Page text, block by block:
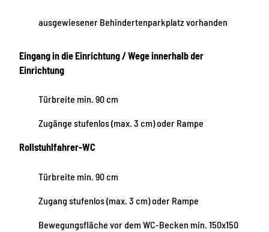
ausgewiesener Behindertenparkplatz vorhanden
Eingang in die Einrichtung / Wege innerhalb der
Einrichtung
Türbreite min. 90 cm
Zugänge stufenlos (max. 3 cm) oder Rampe
Rollstuhlfahrer-WC
Türbreite min. 90 cm
Zugang stufenlos (max. 3 cm) oder Rampe
Bewegungsfläche vor dem WC-Becken min. 150x150